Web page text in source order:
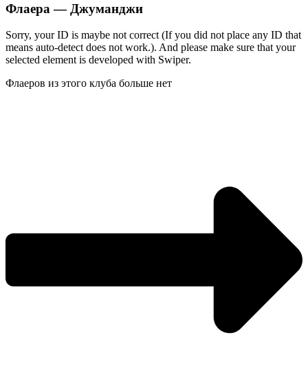
Флаера — Джуманджи
Sorry, your ID is maybe not correct (If you did not place any ID that
means auto-detect does not work.). And please make sure that your
selected element is developed with Swiper.
Флаеров из этого клуба больше нет